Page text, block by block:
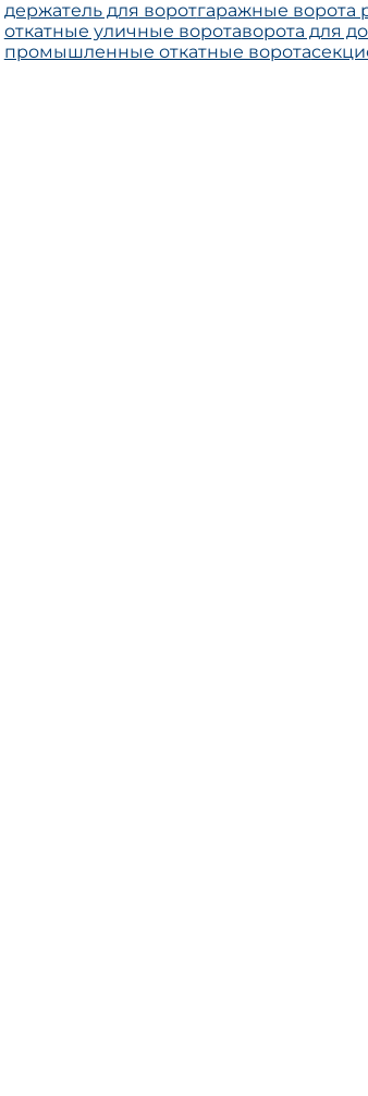
держатель для воротгаражные ворота
откатные уличные воротаворота для
промышленные откатные ворота